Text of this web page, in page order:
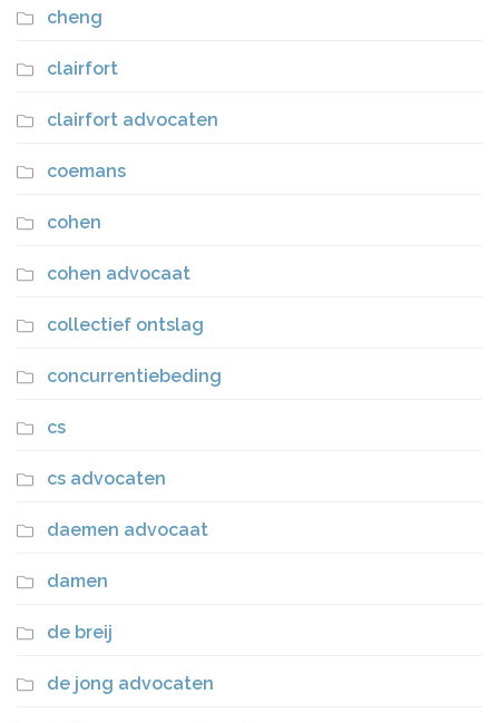
cheng
clairfort
clairfort advocaten
coemans
cohen
cohen advocaat
collectief ontslag
concurrentiebeding
cs
cs advocaten
daemen advocaat
damen
de breij
de jong advocaten